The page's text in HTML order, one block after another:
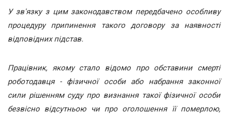
У зв'язку з цим законодавством передбачено особливу
процедуру припинення такого договору за наявності
відповідних підстав.
Працівник, якому стало відомо про обставини смерті
роботодавця - фізичної особи або набрання законної
сили рішенням суду про визнання такої фізичної особи
безвісно відсутньою чи про оголошення її померлою,